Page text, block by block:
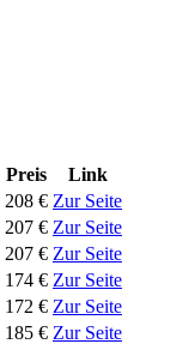
Preis
Link
208 € Zur Seite
207 € Zur Seite
207 € Zur Seite
174 € Zur Seite
172 € Zur Seite
185 € Zur Seite